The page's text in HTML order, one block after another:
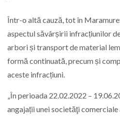
Într-o altă cauză, tot în
aspectul săvârșirii infracțiunilor
arbori și transport de material
formă continuată, precum și
aceste infracțiuni.
„În perioada 22.02.2022 –
angajații unei societăţi